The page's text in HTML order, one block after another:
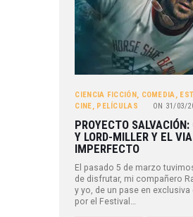
CIENCIA FICCIÓN, COMEDIA,
CINE, PELÍCULAS ON 31/03/
PROYECTO SALVACIÓN:
Y LORD-MILLER Y EL
IMPERFECTO
El pasado 5 de marzo
de disfrutar, mi compañero
y yo, de un pase en
por el Festival…